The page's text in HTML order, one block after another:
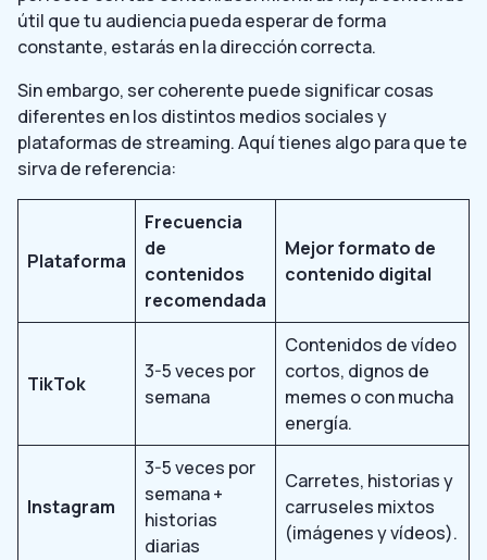
útil que tu audiencia pueda esperar de forma
constante, estarás en la dirección correcta.
Sin embargo, ser coherente puede significar cosas
diferentes en los distintos medios sociales y
plataformas de streaming. Aquí tienes algo para que te
sirva de referencia:
Plataforma
Frecuencia
de
contenidos
recomendada
Mejor formato de
contenido digital
TikTok
3-5 veces por
semana
Contenidos de vídeo
cortos, dignos de
memes o con mucha
energía.
Instagram
3-5 veces por
semana +
historias
diarias
Carretes, historias y
carruseles mixtos
(imágenes y vídeos).